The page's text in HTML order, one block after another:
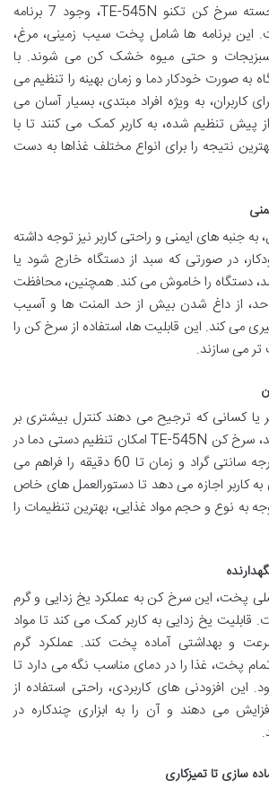
یکی از ویژگی های برجسته سرخ کن تکنو TE-545N، وجود 7 برنامه
برنامه ها شامل پخت سیب زمینی، مرغ،
و حتی میوه خشک کن می شوند. با
به صورت خودکار دما و زمان بهینه را تنظیم می
کاربران، به ویژه افراد مبتدی، بسیار آسان می
پیش تنظیم شده، به کاربر کمک می کنند تا با
نتیجه را برای انواع مختلف غذاها به دست
جنبه های ایمنی و راحتی کاربر نیز توجه داشته
در صورتی که سبد از دستگاه خارج شود یا
دستگاه را خاموش می کند. همچنین، محافظت
حد، از داغ شدن بیش از حد المنت ها و آسیب
می کند. این قابلیت ها، استفاده از سرخ کن را
تر می سازند.
یا کسانی که ترجیح می دهند کنترل بیشتری بر
فرآیند پخت داشته باشند، سرخ کن TE-545N امکان تنظیم دستی دما در
محدوده 80 تا 200 درجه سانتی گراد و زمان تا 60 دقیقه را فراهم می
کاربر اجازه می دهد تا دستورالعمل های خاص
به نوع و حجم مواد غذایی، بهترین تنظیمات را
پخت، این سرخ کن به عملکرد یخ زدایی و گرم
قابلیت یخ زدایی به کاربر کمک می کند تا مواد
و بهداشتی آماده پخت کند. عملکرد گرم
پخت، غذا را در دمای مناسب نگه می دارد تا
این افزودنی های کاربردی، راحتی استفاده از
می دهند و آن را به ابزاری چندکاره در
سازی تا تمیزکاری